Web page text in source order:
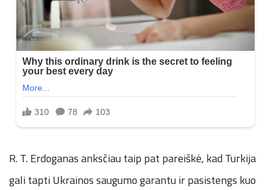
R. T. Erdoganas anksčiau taip pat pareiškė, kad Turkija
gali tapti Ukrainos saugumo garantu ir pasistengs kuo